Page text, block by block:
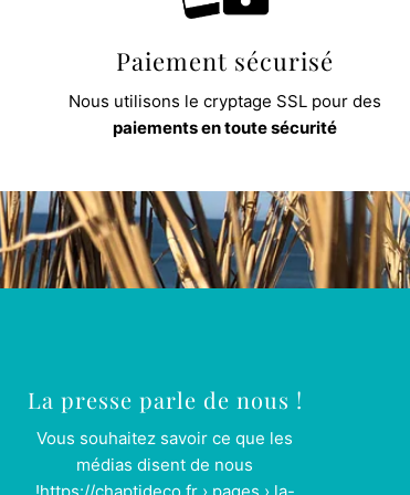
Paiement sécurisé
Nous utilisons le cryptage SSL pour des
paiements en toute sécurité
La presse parle de nous !
Vous souhaitez savoir ce que les
médias disent de nous
!https://chaptideco.fr › pages › la-